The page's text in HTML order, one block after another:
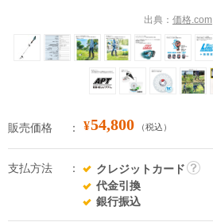
出典： 価格.com
販売価格 ¥54,800 （税込）
支払方法
クレジットカード
代金引換
銀行振込